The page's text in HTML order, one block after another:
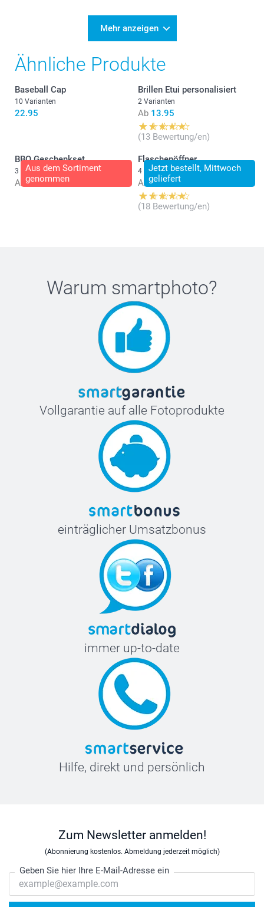
Mehr anzeigen
Ähnliche Produkte
Baseball Cap
10 Varianten
22.95
Brillen Etui personalisiert
2 Varianten
Ab 13.95
(13 Bewertung/en)
Aus dem Sortiment
genommen
BBQ Geschenkset
3 Varianten
Ab 72.95
Jetzt bestellt, Mittwoch
geliefert
Flaschenöffner
4 Varianten
Ab 11.95
(18 Bewertung/en)
Warum smartphoto?
Vollgarantie auf alle Fotoprodukte
einträglicher Umsatzbonus
immer up-to-date
Hilfe, direkt und persönlich
Zum Newsletter anmelden!
(Abonnierung kostenlos. Abmeldung jederzeit möglich)
Geben Sie hier Ihre E-Mail-Adresse ein